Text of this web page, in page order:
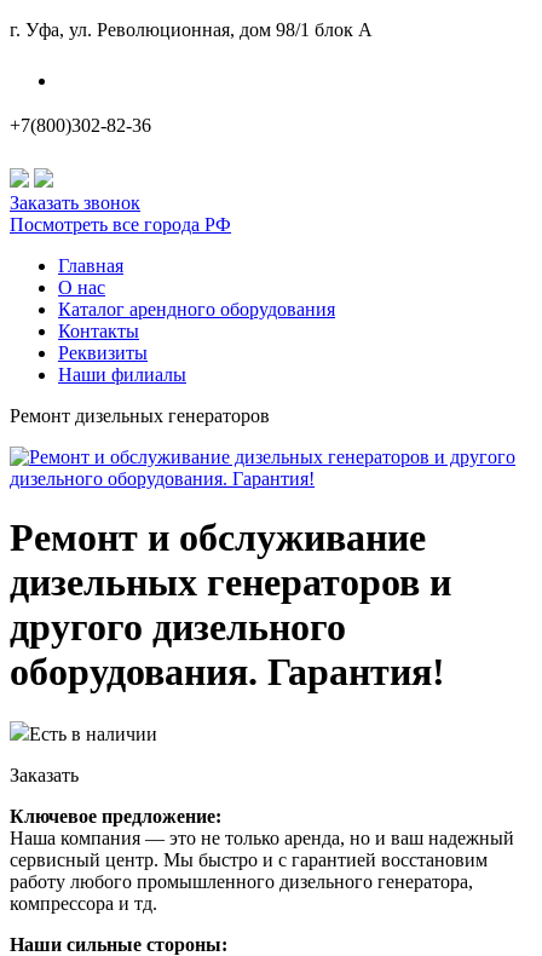
г. Уфа, ул. Революционная, дом 98/1 блок А
+7(800)302-82-36
Заказать звонок
Посмотреть все города РФ
Главная
О нас
Каталог арендного оборудования
Контакты
Реквизиты
Наши филиалы
Ремонт дизельных генераторов
Ремонт и обслуживание
дизельных генераторов и
другого дизельного
оборудования. Гарантия!
Есть в наличии
Заказать
Ключевое предложение:
Наша компания — это не только аренда, но и ваш надежный
сервисный центр. Мы быстро и с гарантией восстановим
работу любого промышленного дизельного генератора,
компрессора и тд.
Наши сильные стороны: